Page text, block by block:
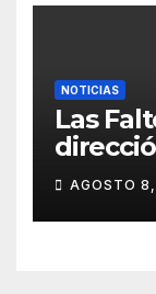
NOTICIAS
Las
para
AGOSTO